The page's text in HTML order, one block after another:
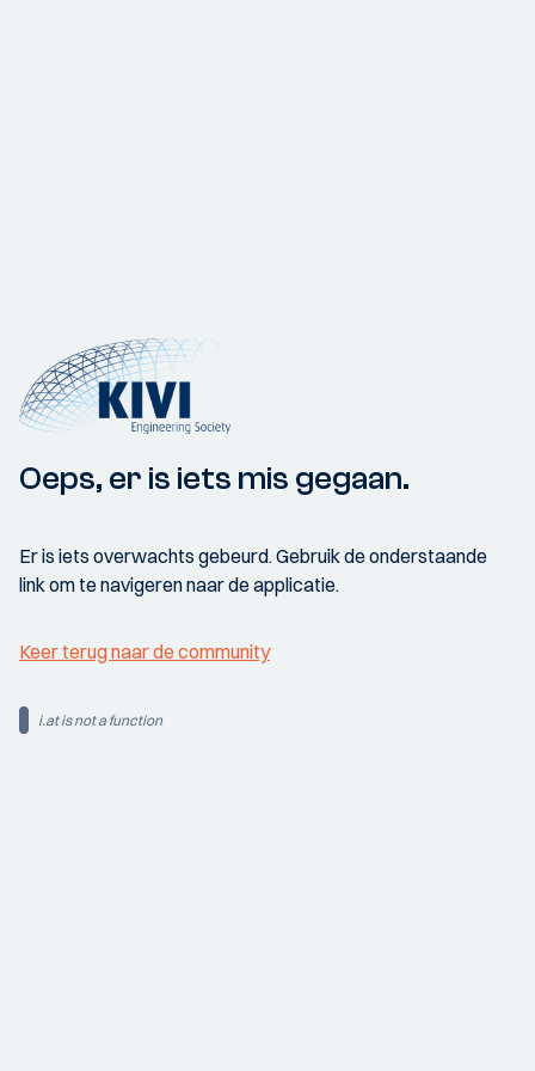
Oeps, er is iets mis gegaan.
Er is iets overwachts gebeurd. Gebruik de onderstaande
link om te navigeren naar de applicatie.
Keer terug naar de community
i.at is not a function